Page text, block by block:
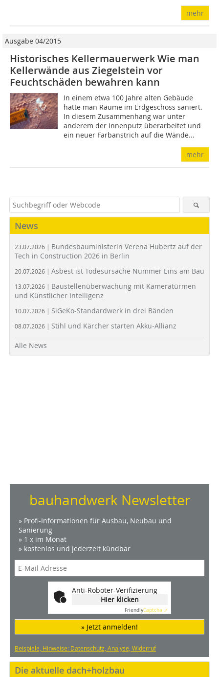
mehr
Ausgabe 04/2015
Historisches Kellermauerwerk Wie man
Kellerwände aus Ziegelstein vor
Feuchtschäden bewahren kann
In einem etwa 100 Jahre alten Gebäude
hatte man Räume im Erdgeschoss saniert.
In diesem Zusammenhang war unter
anderem der Innenputz überarbeitet und
ein neuer Farbanstrich auf die Wände...
mehr
News
23.07.2026 | Bundesbauministerin Verena Hubertz auf der
Tech in Construction 2026 in Berlin
20.07.2026 | Asbest ist Todesursache Nummer Eins am Bau
13.07.2026 | Baustellenüberwachung mit Kameratürmen
und Künstlicher Intelligenz
10.07.2026 | SiGeKo-Standardwerk in drei Bänden
08.07.2026 | Stihl und Kärcher starten Akku-Allianz
Alle News
bauhandwerk Newsletter
» Profi-Informationen für Ausbau, Neubau und
Sanierung
» 1 x im Monat
» kostenlos und jederzeit kündbar
Anti-Roboter-Verifizierung
Hier klicken
FriendlyCaptcha ⇗
» Jetzt anmelden!
Beispiele, Hinweise: Datenschutz, Analyse, Widerruf
Die aktuelle dach+holzbau